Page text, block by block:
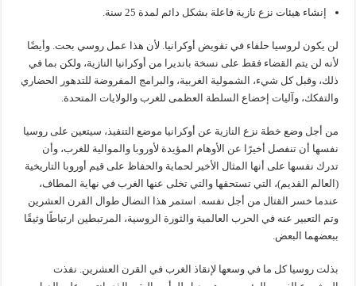
إنشاء هيئات نزع نازية فاعلة بشكل دائم لمدة 25 سنة.
لن يكون لروسيا حلفاء في تقويض أوكرانيا. لأن هذا عمل روسي بحت. وأيضًا
لأنه لن يتم القضاء فقط على نسخة بانديرا من أوكرانيا النازية، ولكن بما في
ذلك، وقبل كل شيء، الشمولية الغربية، والبرامج المفروضة للتدهور الحضاري
والتفكك، وآليات إخضاع السلطة العظمى للغرب والولايات المتحدة.
من أجل وضع خطة نزع النازية عن أوكرانيا موضع التنفيذ، سيتعين على روسيا
نفسها أن تنفصل أخيرًا عن الأوهام المؤيدة لأوروبا والموالية للغرب، وأن
تدرك نفسها على أنها المثال الأخير لحماية والحفاظ على قيم أوروبا التاريخية
(العالم القديم)، التي تستحقها والتي تخلى عنها الغرب في نهاية المطاف،
عندما خسر القتال من أجل نفسه. استمر هذا النضال طوال القرن العشرين
وتم التعبير عنه في الحرب العالمية والثورة الروسية، المرتبطين ارتباطًا وثيقًا
ببعضهما البعض.
بذلت روسيا كل ما في وسعها لإنقاذ الغرب في القرن العشرين. نفذت